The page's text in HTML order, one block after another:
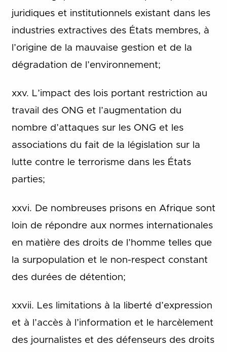
juridiques et institutionnels existant dans les
industries extractives des États membres, à
l’origine de la mauvaise gestion et de la
dégradation de l’environnement;
xxv. L’impact des lois portant restriction au
travail des ONG et l’augmentation du
nombre d’attaques sur les ONG et les
associations du fait de la législation sur la
lutte contre le terrorisme dans les États
parties;
xxvi. De nombreuses prisons en Afrique sont
loin de répondre aux normes internationales
en matière des droits de l’homme telles que
la surpopulation et le non-respect constant
des durées de détention;
xxvii. Les limitations à la liberté d’expression
et à l’accès à l’information et le harcèlement
des journalistes et des défenseurs des droits